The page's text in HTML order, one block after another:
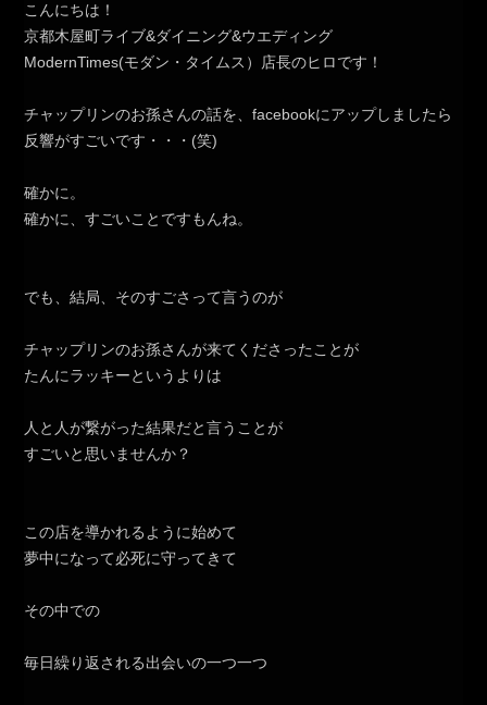
こんにちは！
京都木屋町ライブ&ダイニング&ウエディング
ModernTimes(モダン・タイムス）店長のヒロです！
チャップリンのお孫さんの話を、facebookにアップしましたら
反響がすごいです・・・(笑)
確かに。
確かに、すごいことですもんね。
でも、結局、そのすごさって言うのが
チャップリンのお孫さんが来てくださったことが
たんにラッキーというよりは
人と人が繋がった結果だと言うことが
すごいと思いませんか？
この店を導かれるように始めて
夢中になって必死に守ってきて
その中での
毎日繰り返される出会いの一つ一つ